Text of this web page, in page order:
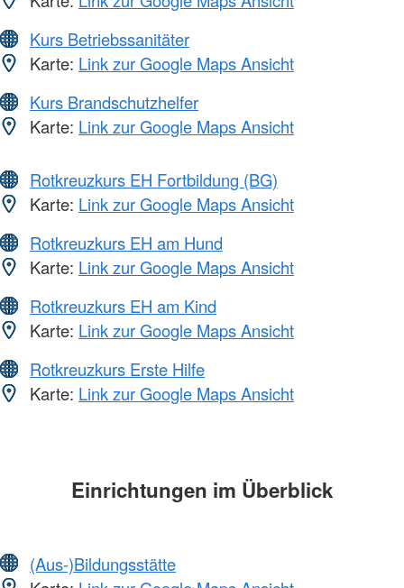
Kurs Betriebssanitäter
Karte: Link zur Google Maps Ansicht
Kurs Brandschutzhelfer
Karte: Link zur Google Maps Ansicht
Rotkreuzkurs EH Fortbildung (BG)
Karte: Link zur Google Maps Ansicht
Rotkreuzkurs EH am Hund
Karte: Link zur Google Maps Ansicht
Rotkreuzkurs EH am Kind
Karte: Link zur Google Maps Ansicht
Rotkreuzkurs Erste Hilfe
Karte: Link zur Google Maps Ansicht
Einrichtungen im Überblick
(Aus-)Bildungsstätte